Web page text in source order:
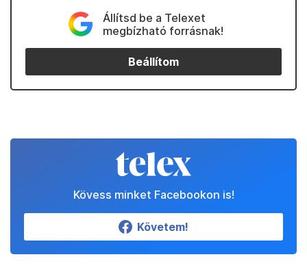
Állítsd be a Telexet
megbízható forrásnak!
Beállítom
Kövess minket Facebookon is!
Követem!